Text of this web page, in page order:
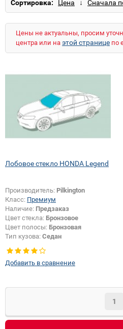
Сортировка:
Цены не актуальны, просим
центра или на этой странице по
Лобовое стекло HONDA Legend
Производитель: Pilkington
Класс: Премиум
Наличие: Предзаказ
Цвет стекла: Бронзовое
Цвет полосы: Бронзовая
Тип кузова: Седан
Добавить в сравнение
1